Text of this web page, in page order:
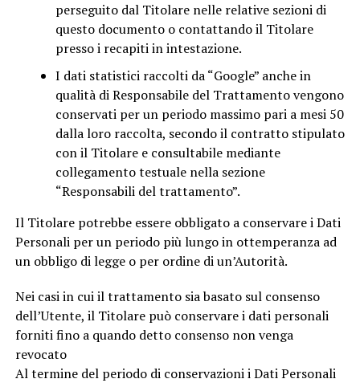
perseguito dal Titolare nelle relative sezioni di
questo documento o contattando il Titolare
presso i recapiti in intestazione.
I dati statistici raccolti da “Google” anche in
qualità di Responsabile del Trattamento vengono
conservati per un periodo massimo pari a mesi 50
dalla loro raccolta, secondo il contratto stipulato
con il Titolare e consultabile mediante
collegamento testuale nella sezione
“Responsabili del trattamento”.
Il Titolare potrebbe essere obbligato a conservare i Dati
Personali per un periodo più lungo in ottemperanza ad
un obbligo di legge o per ordine di un’Autorità.
Nei casi in cui il trattamento sia basato sul consenso
dell’Utente, il Titolare può conservare i dati personali
forniti fino a quando detto consenso non venga
revocato
Al termine del periodo di conservazioni i Dati Personali